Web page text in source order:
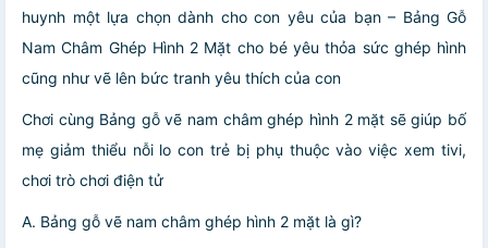
huynh một lựa chọn dành cho con yêu của bạn – Bảng Gỗ
Nam Châm Ghép Hình 2 Mặt cho bé yêu thỏa sức ghép hình
cũng như vẽ lên bức tranh yêu thích của con
Chơi cùng Bảng gỗ vẽ nam châm ghép hình 2 mặt sẽ giúp bố
mẹ giảm thiểu nỗi lo con trẻ bị phụ thuộc vào việc xem tivi,
chơi trò chơi điện tử
A. Bảng gỗ vẽ nam châm ghép hình 2 mặt là gì?